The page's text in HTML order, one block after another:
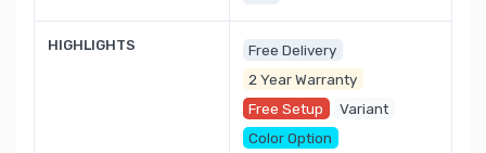
HIGHLIGHTS
Free Delivery
2 Year Warranty
Free Setup
Variant
Color Option